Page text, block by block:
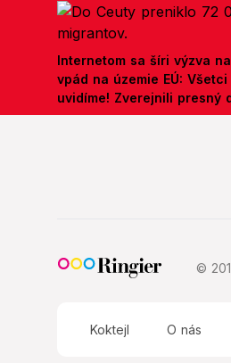
Internetom sa šíri výzva
vpád na územie EÚ:
uvidíme! Zverejnili presný
©
Koktejl O nás